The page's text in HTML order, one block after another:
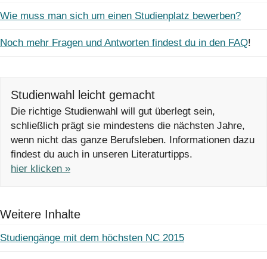
Wie muss man sich um einen Studienplatz bewerben?
Noch mehr Fragen und Antworten findest du in den FAQ!
Studienwahl leicht gemacht
Die richtige Studienwahl will gut überlegt sein,
schließlich prägt sie mindestens die nächsten Jahre,
wenn nicht das ganze Berufsleben. Informationen dazu
findest du auch in unseren Literaturtipps.
hier klicken »
Weitere Inhalte
Studiengänge mit dem höchsten NC 2015